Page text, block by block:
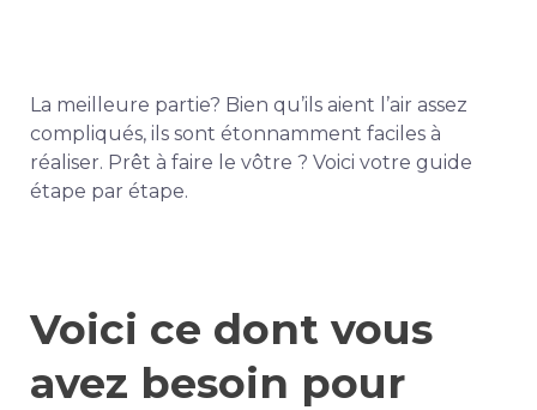
La meilleure partie? Bien qu’ils aient l’air assez
compliqués, ils sont étonnamment faciles à
réaliser. Prêt à faire le vôtre ? Voici votre guide
étape par étape.
Voici ce dont vous
avez besoin pour